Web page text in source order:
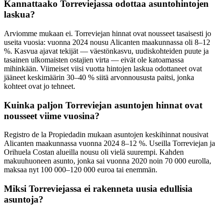
Kannattaako Torreviejassa odottaa asuntohintojen
laskua?
Arviomme mukaan ei. Torreviejan hinnat ovat nousseet tasaisesti jo
useita vuosia: vuonna 2024 nousu Alicanten maakunnassa oli 8–12
%. Kasvua ajavat tekijät — väestönkasvu, uudiskohteiden puute ja
tasainen ulkomaisten ostajien virta — eivät ole katoamassa
mihinkään. Viimeiset viisi vuotta hintojen laskua odottaneet ovat
jääneet keskimäärin 30–40 % siitä arvonnoususta paitsi, jonka
kohteet ovat jo tehneet.
Kuinka paljon Torreviejan asuntojen hinnat ovat
nousseet viime vuosina?
Registro de la Propiedadin mukaan asuntojen keskihinnat nousivat
Alicanten maakunnassa vuonna 2024 8–12 %. Useilla Torreviejan ja
Orihuela Costan alueilla nousu oli vielä suurempi. Kahden
makuuhuoneen asunto, jonka sai vuonna 2020 noin 70 000 eurolla,
maksaa nyt 100 000–120 000 euroa tai enemmän.
Miksi Torreviejassa ei rakenneta uusia edullisia
asuntoja?